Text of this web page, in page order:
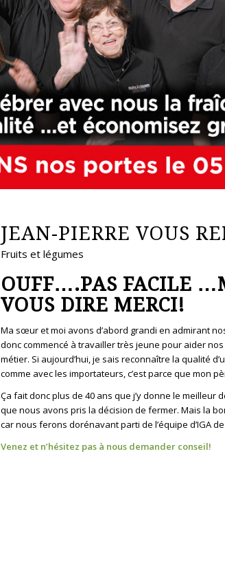
JEAN-PIERRE VOUS
Fruits et légumes
OUFF….PAS FACILE
VOUS DIRE MERCI!
Ma sœur et moi avons d’abord grandi en admirant
donc commencé à travailler très jeune pour aider
métier. Si aujourd’hui, je sais reconnaître la qualité
comme avec les importateurs, c’est parce que mon
Ça fait donc plus de 40 ans que j’y donne le
que nous avons pris la décision de fermer. Mais la
car nous ferons dorénavant parti de l’équipe d’IGA
Venez et n’hésitez pas à nous demander conseil!